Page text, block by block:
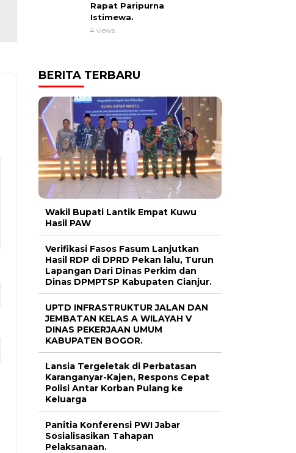
Rapat Paripurna
Istimewa.
4 views
BERITA TERBARU
Wakil Bupati Lantik Empat Kuwu
Hasil PAW
Verifikasi Fasos Fasum Lanjutkan
Hasil RDP di DPRD Pekan lalu, Turun
Lapangan Dari Dinas Perkim dan
Dinas DPMPTSP Kabupaten Cianjur.
UPTD INFRASTRUKTUR JALAN DAN
JEMBATAN KELAS A WILAYAH V
DINAS PEKERJAAN UMUM
KABUPATEN BOGOR.
Lansia Tergeletak di Perbatasan
Karanganyar-Kajen, Respons Cepat
Polisi Antar Korban Pulang ke
Keluarga
Panitia Konferensi PWI Jabar
Sosialisasikan Tahapan
Pelaksanaan.